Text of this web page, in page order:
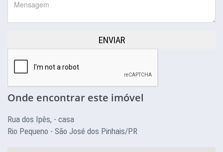
ENVIAR
Onde encontrar este imóvel
Rua dos Ipês, - casa
Rio Pequeno - São José dos Pinhais/PR